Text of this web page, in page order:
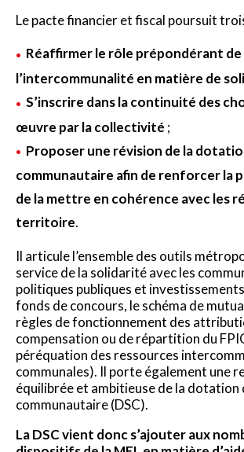
Le pacte financier et fiscal poursuit
Réaffirmer le rôle prépondérant de
l’intercommunalité en matière de
S’inscrire dans la continuité des
œuvre par la collectivité ;
Proposer une révision de la
communautaire afin de renforcer la
de la mettre en cohérence avec les
territoire.
Il articule l’ensemble des outils
service de la solidarité avec les
politiques publiques et investissements
fonds de concours, le schéma de
règles de fonctionnement des
compensation ou de répartition du
péréquation des ressources
communales). Il porte également une
équilibrée et ambitieuse de la
communautaire (DSC).
La DSC vient donc s’ajouter aux